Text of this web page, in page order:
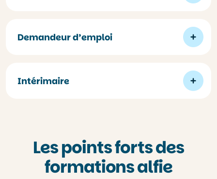
Demandeur d’emploi
Intérimaire
Les points forts des
formations alfie